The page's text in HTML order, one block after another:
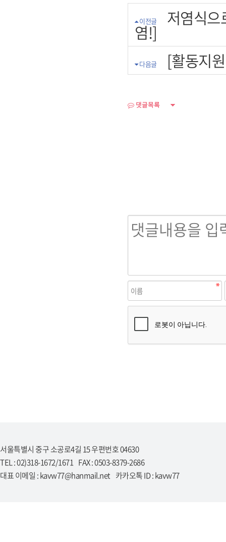
이전글 저염식으
염!]
다음글 [활동지
댓글목록
서울특별시 중구 소공로4길 15 우편번호 04630
TEL : 02)318-1672/1671 FAX : 0503-8379-2686
대표 이메일 : kavw77@hanmail.net 카카오톡 ID : kavw77